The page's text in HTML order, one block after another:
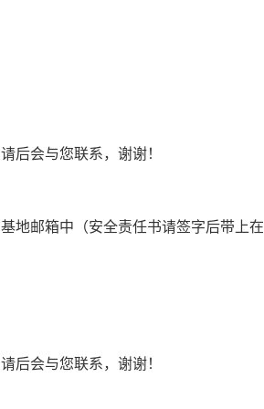
后会与您联系，谢谢！
地邮箱中（安全责任书请签字后带上在
后会与您联系，谢谢！